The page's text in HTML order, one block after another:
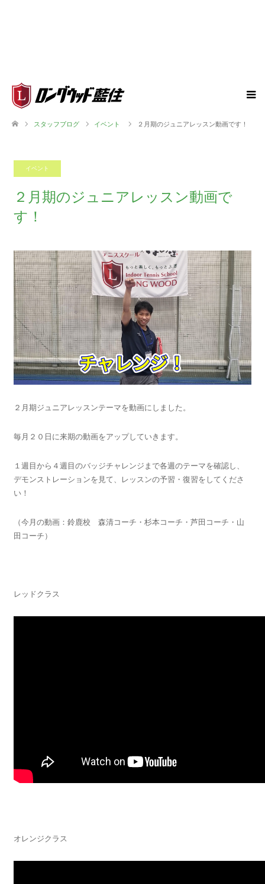
スタッフブログ イベント ２月期のジュニアレッスン動画です！
イベント
２月期のジュニアレッスン動画で
す！
２月期ジュニアレッスンテーマを動画にしました。
毎月２０日に来期の動画をアップしていきます。
１週目から４週目のバッジチャレンジまで各週のテーマを確認し、
デモンストレーションを見て、レッスンの予習・復習をしてくださ
い！
（今月の動画：鈴鹿校 森清コーチ・杉本コーチ・芦田コーチ・山
田コーチ）
レッドクラス
オレンジクラス